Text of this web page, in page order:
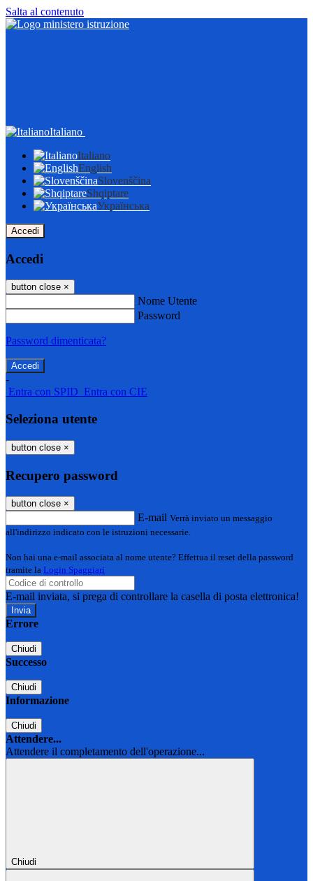
Salta al contenuto
Italiano
Italiano
English
Slovenščina
Shqiptare
Українська
Accedi
Accedi
button close ×
Nome Utente
Password
Password dimenticata?
-
Entra con SPID Entra con CIE
Seleziona utente
button close ×
Recupero password
button close ×
E-mail Verrà inviato un messaggio
all'indirizzo indicato con le istruzioni necessarie.
Non hai una e-mail associata al nome utente? Effettua il reset della password
tramite la Login Spaggiari
E-mail inviata, si prega di controllare la casella di posta elettronica!
Errore
Chiudi
Successo
Chiudi
Informazione
Chiudi
Attendere...
Attendere il completamento dell'operazione...
Chiudi